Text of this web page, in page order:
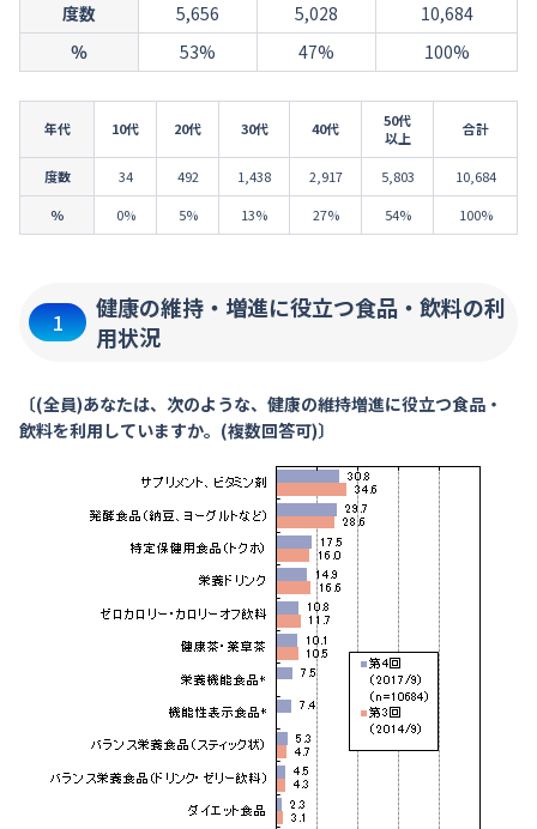
度数
5,656 5,028
10,684
％
53% 47% 100%
年代 10代 20代 30代 40代
50代
以上
合計
度数 34 492 1,438 2,917 5,803
10,684
％
0% 5% 13% 27% 54% 100%
1
健康の維持・増進に役立つ食品・飲料の利
用状況
〔(全員)あなたは、次のような、健康の維持増進に役立つ食品・
飲料を利用していますか。(複数回答可)〕